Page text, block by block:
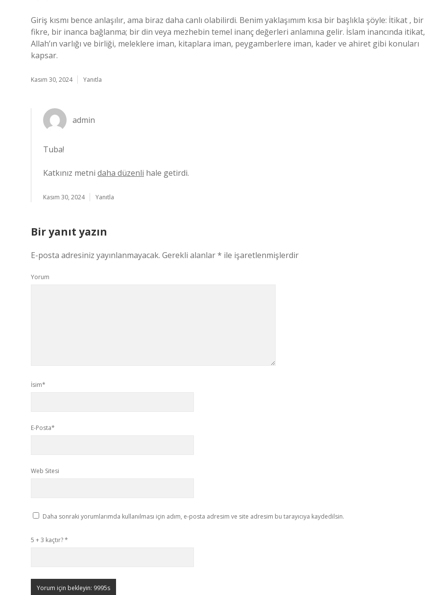
Giriş kısmı bence anlaşılır, ama biraz daha canlı olabilirdi. Benim yaklaşımım kısa bir başlıkla şöyle: İtikat , bir
fikre, bir inanca bağlanma; bir din veya mezhebin temel inanç değerleri anlamına gelir. İslam inancında itikat,
Allah’ın varlığı ve birliği, meleklere iman, kitaplara iman, peygamberlere iman, kader ve ahiret gibi konuları
kapsar.
Kasım 30, 2024 Yanıtla
admin
Tuba!
Katkınız metni daha düzenli hale getirdi.
Kasım 30, 2024 Yanıtla
Bir yanıt yazın
E-posta adresiniz yayınlanmayacak. Gerekli alanlar* ile işaretlenmişlerdir
Yorum
İsim*
E-Posta*
Web Sitesi
Daha sonraki yorumlarımda kullanılması için adım, e-posta adresim ve site adresim bu tarayıcıya kaydedilsin.
5 + 3 kaçtır?*